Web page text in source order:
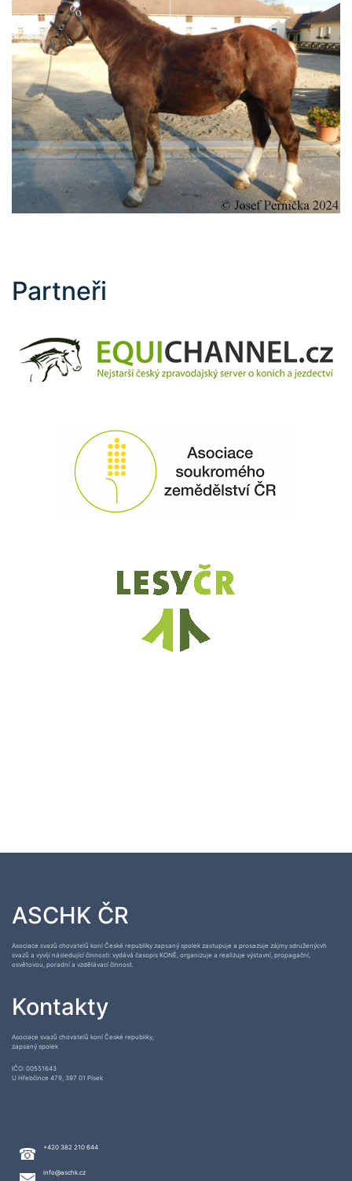
Partneři
ASCHK ČR
Asociace svazů chovatelů koní České republiky zapsaný spolek zastupuje a prosazuje zájmy sdruženýcvh
svazů a vyvíjí následující činnosti: vydává časopis KONĚ, organizuje a realizuje výstavní, propagační,
osvětovou, poradní a vzdělávací činnost.
Kontakty
Asociace svazů chovatelů koní České republiky,
zapsaný spolek
IČO: 00551643
U Hřebčince 479, 397 01 Písek
+420 382 210 644
info@aschk.cz